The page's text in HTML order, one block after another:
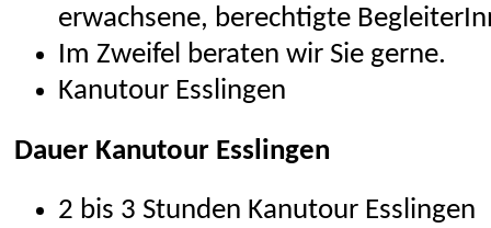
erwachsene, berechtigte
Im Zweifel beraten wir Sie gerne.
Kanutour Esslingen
Dauer Kanutour Esslingen
2 bis 3 Stunden Kanutour Esslingen